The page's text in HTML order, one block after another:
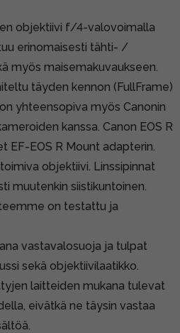
objektiivi f/4-valovoimalla
erinomaisesti tähti- /
myös maisemakuvaukseen.
täyden kennon (FullFrame)
yhteensopiva myös Canonin
kanssa. Canon EOS R
EF-EOS R Mount adapterin.
objektiivi. Linssipinnat
muutenkin siistikuntoinen.
on testattu ja
vastavalosuoja ja tulpat
sekä objektiivilaatikko.
laitteiden mukana tulevat
eivätkä ne täysin vastaa